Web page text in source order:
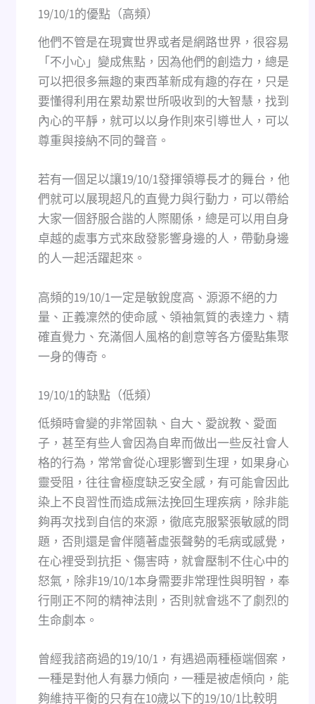
19/10/1的優點（高頻）
他們不管是在現實世界或者是網路世界，很容易
「不小心」變成焦點，因為他們的創造力，總是
可以把很多無趣的東西革新成有趣的存在，只是
要懂得利用在累劫累世所吸收到的大智慧，找到
內心的平靜，就可以以身作則來引導世人，可以
尊重與接納不同的聲音。
若有一個足以讓19/10/1發揮領導長才的舞台，他
們就可以展現超凡的直覺力與行動力，可以帶給
大家一個舒服合諧的人際關係，總是可以用自身
卓越的處事方式來啟發影響身邊的人，帶動身邊
的人一起活躍起來。
高頻的19/10/1一定是敏銳度高、源源不絕的力
量、正義凜然的使命感、領袖氣質的表達力、精
確直覺力、充滿個人風格的創意等各方優點集聚
一身的傳奇。
19/10/1的缺點（低頻）
低頻時會變的非常固執、自大、愛說教、愛面
子，甚至有些人會因為自卑而做出一些反社會人
格的行為，常常會從心理影響到生理，如果身心
靈受阻，往往會極度缺乏安全感，有可能會因此
染上不良習性而造成無法挽回生理疾病，除非能
夠再次找到自信的來源，徹底克服緊張敏感的問
題，否則還是會伴隨著虛張聲勢的毛病或感覺，
在心裡受到抗拒、傷害時，就會壓制不住心中的
怒氣，除非19/10/1本身需要非常理性與明智，奉
行剛正不阿的精神法則，否則就會逃不了劇烈的
生命劇本。
曾經我諮商過的19/10/1，有遇過兩種極端個案，
一種是對他人有暴力傾向，一種是被虐傾向，能
夠維持平衡的只有在10歲以下的19/10/1比較明